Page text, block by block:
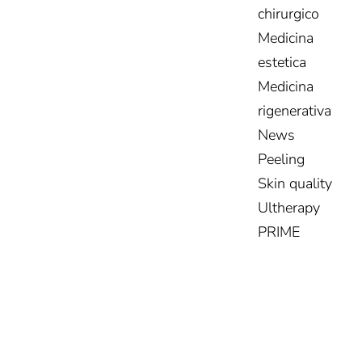
chirurgico
Medicina
estetica
Medicina
rigenerativa
News
Peeling
Skin quality
Ultherapy
PRIME